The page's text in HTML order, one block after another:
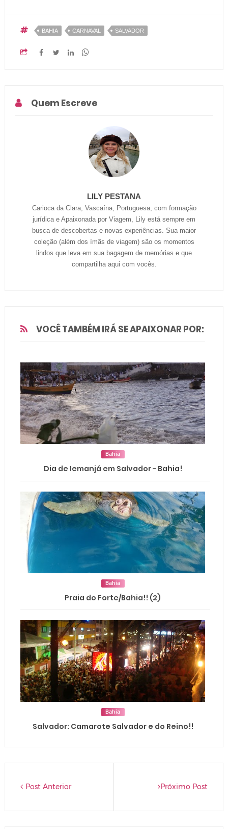
BAHIA CARNAVAL SALVADOR
Quem Escreve
LILY PESTANA
Carioca da Clara, Vascaína, Portuguesa, com formação
jurídica e Apaixonada por Viagem, Lily está sempre em
busca de descobertas e novas experiências. Sua maior
coleção (além dos ímãs de viagem) são os momentos
lindos que leva em sua bagagem de memórias e que
compartilha aqui com vocês.
VOCÊ TAMBÉM IRÁ SE APAIXONAR POR:
Bahia
Dia de Iemanjá em Salvador - Bahia!
Bahia
Praia do Forte/Bahia!! (2)
Bahia
Salvador: Camarote Salvador e do Reino!!
Próximo Post
Post Anterior